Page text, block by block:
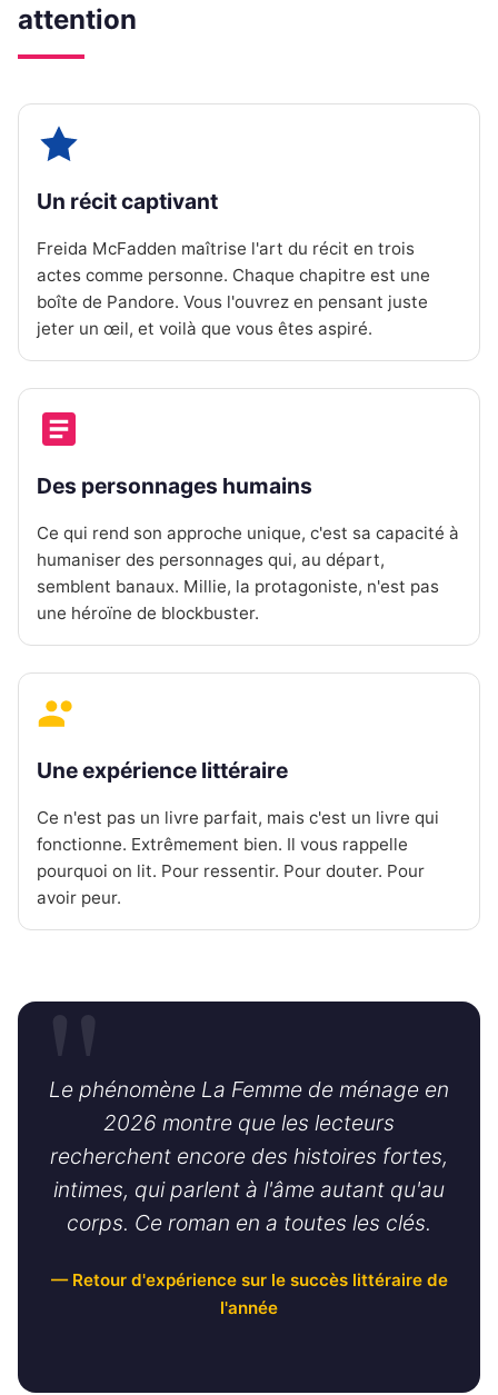
attention
Un récit captivant
Freida McFadden maîtrise l'art du récit en trois
actes comme personne. Chaque chapitre est une
boîte de Pandore. Vous l'ouvrez en pensant juste
jeter un œil, et voilà que vous êtes aspiré.
Des personnages humains
Ce qui rend son approche unique, c'est sa capacité à
humaniser des personnages qui, au départ,
semblent banaux. Millie, la protagoniste, n'est pas
une héroïne de blockbuster.
Une expérience littéraire
Ce n'est pas un livre parfait, mais c'est un livre qui
fonctionne. Extrêmement bien. Il vous rappelle
pourquoi on lit. Pour ressentir. Pour douter. Pour
avoir peur.
Le phénomène La Femme de ménage en
2026 montre que les lecteurs
recherchent encore des histoires fortes,
intimes, qui parlent à l'âme autant qu'au
corps. Ce roman en a toutes les clés.
— Retour d'expérience sur le succès littéraire de
l'année